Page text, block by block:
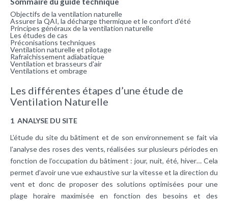
Objectifs de la ventilation naturelle
Assurer la QAI, la décharge thermique et le confort d'été
Principes généraux de la ventilation naturelle
Les études de cas
Préconisations techniques
Ventilation naturelle et pilotage
Rafraîchissement adiabatique
Ventilation et brasseurs d'air
Ventilations et ombrage
Les différentes étapes d’une étude de
Ventilation Naturelle
1 ANALYSE DU SITE
L’étude du site du bâtiment et de son environnement se fait via
l’analyse des roses des vents, réalisées sur plusieurs périodes en
fonction de l’occupation du bâtiment : jour, nuit, été, hiver… Cela
permet d’avoir une vue exhaustive sur la vitesse et la direction du
vent et donc de proposer des solutions optimisées pour une
plage horaire maximisée en fonction des besoins et des